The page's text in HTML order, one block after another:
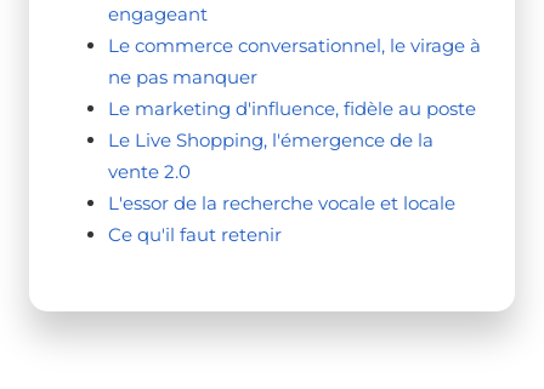
engageant
Le commerce conversationnel, le virage à
ne pas manquer
Le marketing d'influence, fidèle au poste
Le Live Shopping, l'émergence de la
vente 2.0
L'essor de la recherche vocale et locale
Ce qu'il faut retenir